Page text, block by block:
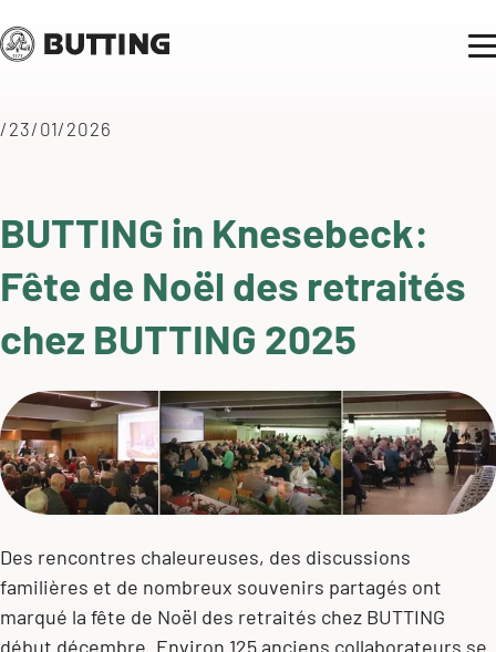
/23/01/2026
BUTTING in Knesebeck:
Fête de Noël des retraités
chez BUTTING 2025
Des rencontres chaleureuses, des discussions
familières et de nombreux souvenirs partagés ont
marqué la fête de Noël des retraités chez BUTTING
début décembre. Environ 125 anciens collaborateurs se